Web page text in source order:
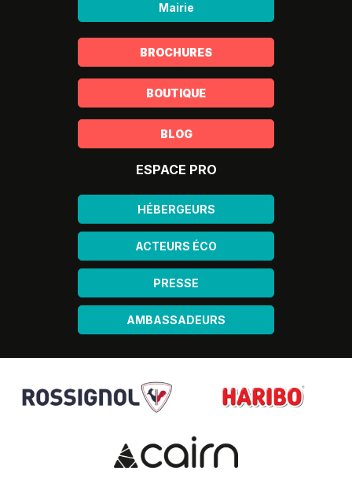
Mairie
BROCHURES
BOUTIQUE
BLOG
ESPACE PRO
HÉBERGEURS
ACTEURS ÉCO
PRESSE
AMBASSADEURS